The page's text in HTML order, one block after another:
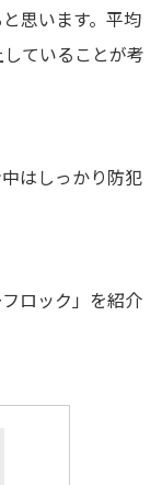
思います。平均
ていることが考
はしっかり防犯
ロック」を紹介